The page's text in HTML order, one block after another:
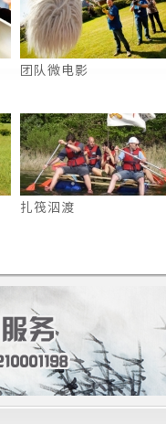
团队微电影
扎筏泅渡